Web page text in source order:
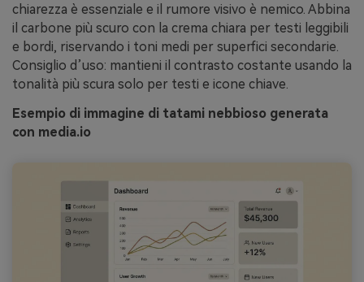
chiarezza è essenziale e il rumore visivo è nemico. Abbina
il carbone più scuro con la crema chiara per testi leggibili
e bordi, riservando i toni medi per superfici secondarie.
Consiglio d’uso: mantieni il contrasto costante usando la
tonalità più scura solo per testi e icone chiave.
Esempio di immagine di tatami nebbioso generata
con media.io